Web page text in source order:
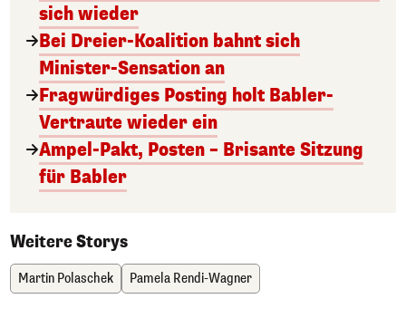
sich wieder
Bei Dreier-Koalition bahnt sich
Minister-Sensation an
Fragwürdiges Posting holt Babler-
Vertraute wieder ein
Ampel-Pakt, Posten – Brisante Sitzung
für Babler
Weitere Storys
Martin Polaschek Pamela Rendi-Wagner